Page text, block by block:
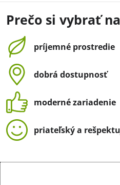
Prečo si vybrať
príjemné prostredie
dobrá dostupnosť
moderné zariadenie
priateľský a